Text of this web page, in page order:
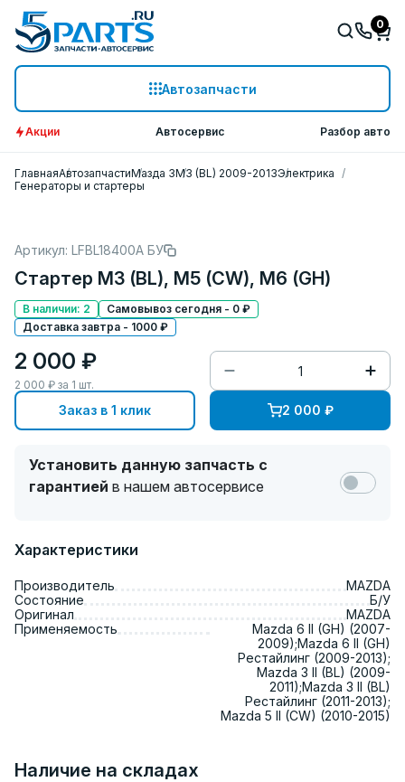
Автозапчасти
0
Акции Автосервис Разбор авто
ГлавнаяАвтозапчастиМазда 3M3 (BL) 2009-2013Электрика
Генераторы и стартеры
Артикул: LFBL18400A БУ
Стартер M3 (BL), M5 (CW), M6 (GH)
В наличии: 2
Самовывоз сегодня - 0 ₽
Доставка завтра - 1000 ₽
2 000 ₽
2 000 ₽ за 1 шт.
Заказ в 1 клик 2 000 ₽
Установить данную запчасть с
гарантией в нашем автосервисе
Характеристики
Производитель
MAZDA
Состояние
Б/У
Оригинал
MAZDA
Применяемость
Mazda 6 II (GH) (2007-
2009);Mazda 6 II (GH)
Рестайлинг (2009-2013);
Mazda 3 II (BL) (2009-
2011);Mazda 3 II (BL)
Рестайлинг (2011-2013);
Mazda 5 II (CW) (2010-2015)
Наличие на складах